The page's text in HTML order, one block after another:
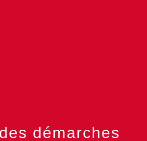
démarches